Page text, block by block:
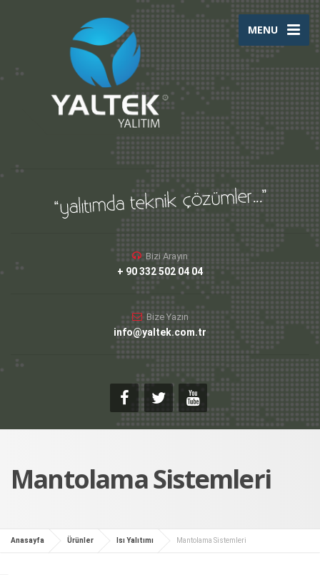
MENU
Bizi Arayın
+ 90 332 502 04 04
Bize Yazın
info@yaltek.com.tr
Mantolama Sistemleri
Anasayfa Ürünler Isı Yalıtımı Mantolama Sistemleri